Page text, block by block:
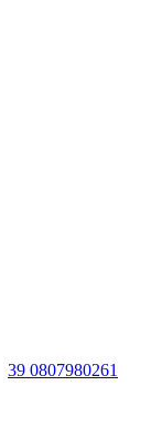
39 0807980261